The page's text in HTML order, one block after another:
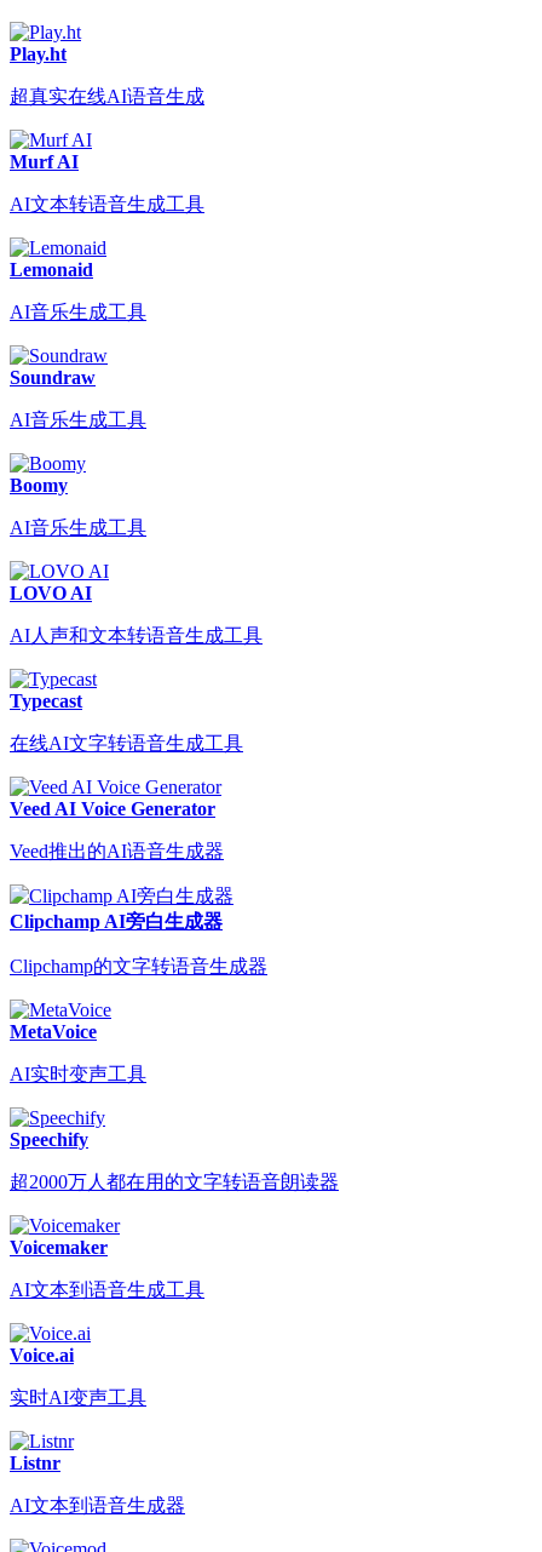
Play.ht
超真实在线AI语音生成
Murf AI
AI文本转语音生成工具
Lemonaid
AI音乐生成工具
Soundraw
AI音乐生成工具
Boomy
AI音乐生成工具
LOVO AI
AI人声和文本转语音生成工具
Typecast
在线AI文字转语音生成工具
Veed AI Voice Generator
Veed推出的AI语音生成器
Clipchamp AI旁白生成器
Clipchamp的文字转语音生成器
MetaVoice
AI实时变声工具
Speechify
超2000万人都在用的文字转语音朗读器
Voicemaker
AI文本到语音生成工具
Voice.ai
实时AI变声工具
Listnr
AI文本到语音生成器